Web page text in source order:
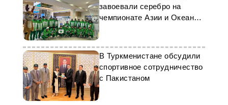
завоевали серебро на
чемпионате Азии и Океании
среди юниоров
В Туркменистане обсудили
спортивное сотрудничество
с Пакистаном